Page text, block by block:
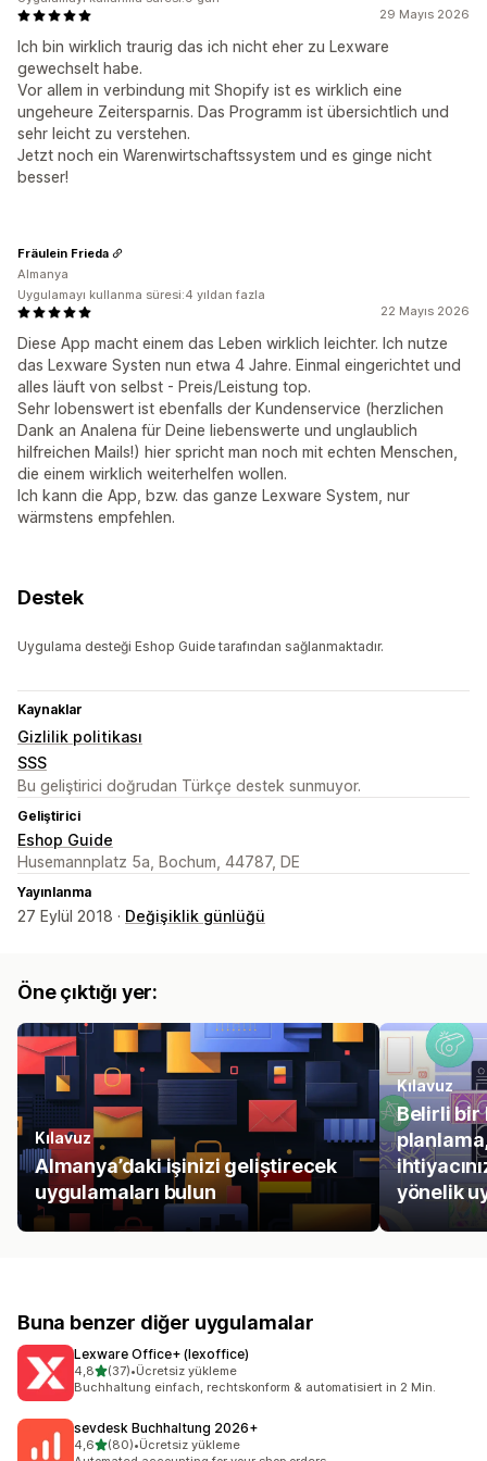
29 Mayıs 2026
Ich bin wirklich traurig das ich nicht eher zu Lexware
gewechselt habe.
Vor allem in verbindung mit Shopify ist es wirklich eine
ungeheure Zeitersparnis. Das Programm ist übersichtlich und
sehr leicht zu verstehen.
Jetzt noch ein Warenwirtschaftssystem und es ginge nicht
besser!
22 Mayıs 2026
Diese App macht einem das Leben wirklich leichter. Ich nutze
das Lexware Systen nun etwa 4 Jahre. Einmal eingerichtet und
alles läuft von selbst - Preis/Leistung top.
Sehr lobenswert ist ebenfalls der Kundenservice (herzlichen
Dank an Analena für Deine liebenswerte und unglaublich
hilfreichen Mails!) hier spricht man noch mit echten Menschen,
die einem wirklich weiterhelfen wollen.
Ich kann die App, bzw. das ganze Lexware System, nur
wärmstens empfehlen.
Fräulein Frieda
Almanya
Uygulamayı kullanma süresi:4 yıldan fazla
Destek
Uygulama desteği Eshop Guide tarafından sağlanmaktadır.
Kaynaklar
Gizlilik politikası
SSS
Bu geliştirici doğrudan Türkçe destek sunmuyor.
Geliştirici
Eshop Guide
Husemannplatz 5a, Bochum, 44787, DE
Yayınlanma
27 Eylül 2018 · Değişiklik günlüğü
Öne çıktığı yer:
Kılavuz
Almanya’daki işinizi geliştirecek
uygulamaları bulun
Kılavuz
Belirli bir
yönelik
Buna benzer diğer uygulamalar
Lexware Office+ (lexoffice)
4,85 yıldız üzerinden
(37)
toplam 37 değerlendirme
•Ücretsiz yükleme
Buchhaltung einfach, rechtskonform & automatisiert in 2 Min.
sevdesk Buchhaltung 2026+
4,65 yıldız üzerinden
(80)
toplam 80 değerlendirme
•Ücretsiz yükleme